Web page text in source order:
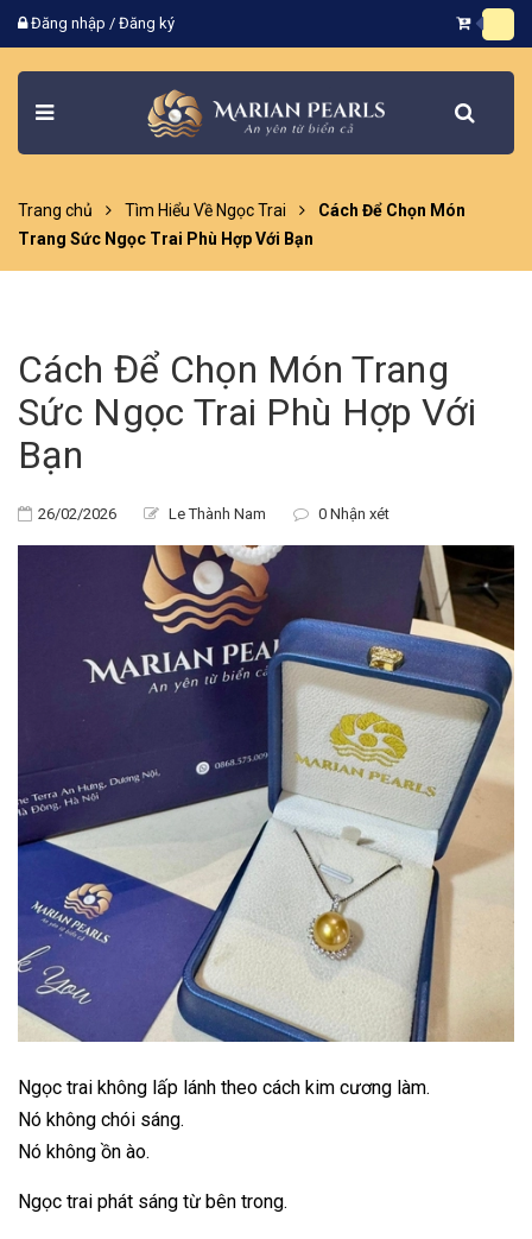
Đăng nhập / Đăng ký
Trang chủ Tìm Hiểu Về Ngọc Trai
Cách Để Chọn Món
Trang Sức Ngọc Trai Phù Hợp Với Bạn
Cách Để Chọn Món Trang
Sức Ngọc Trai Phù Hợp Với
Bạn
26/02/2026 Le Thành Nam 0 Nhận xét
Ngọc trai không lấp lánh theo cách kim cương làm.
Nó không chói sáng.
Nó không ồn ào.
Ngọc trai phát sáng từ bên trong.